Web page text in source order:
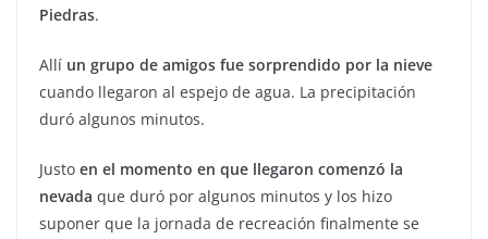
Piedras.
Allí un grupo de amigos fue sorprendido por la nieve
cuando llegaron al espejo de agua. La precipitación
duró algunos minutos.
Justo en el momento en que llegaron comenzó la
nevada que duró por algunos minutos y los hizo
suponer que la jornada de recreación finalmente se